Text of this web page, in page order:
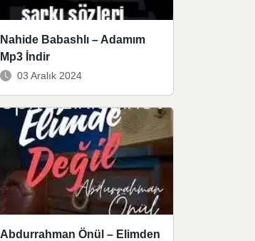
Nahide Babashlı – Adamım
Mp3 İndir
03 Aralık 2024
Abdurrahman Önül – Elimden